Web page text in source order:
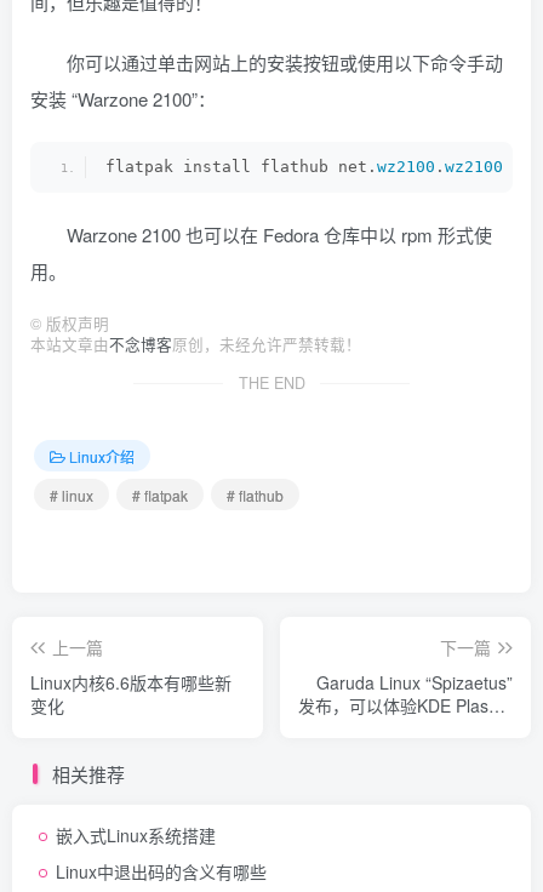
你可以通过单击网站上的安装按钮或使用以下命令手动
安装 “Warzone 2100”：
flatpak install flathub net. wz2100 . wz2100
Warzone 2100 也可以在 Fedora 仓库中以 rpm 形式使
用。
© 版权声明
本站文章由不念博客原创，未经允许严禁转载！
THE END
Linux介绍
# linux
# flatpak # flathub
上一篇
Linux内核6.6版本有哪些新
变化
下一篇
Garuda Linux “Spizaetus”
发布，可以体验KDE Plasma
相关推荐
嵌入式Linux系统搭建
Linux中退出码的含义有哪些